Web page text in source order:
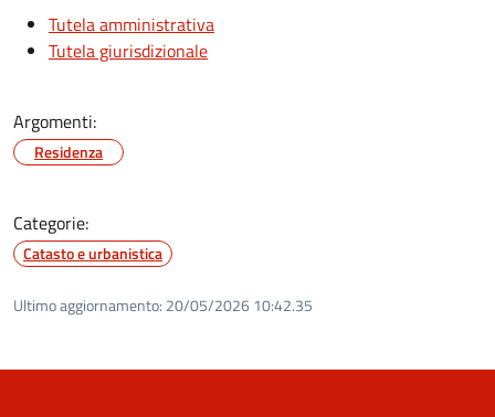
Tutela amministrativa
Tutela giurisdizionale
Argomenti:
Residenza
Categorie:
Catasto e urbanistica
Ultimo aggiornamento: 20/05/2026 10:42.35